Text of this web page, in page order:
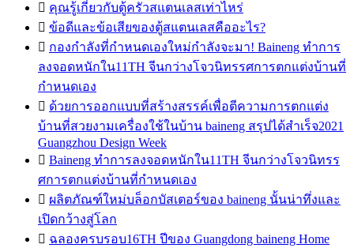
 คุณรู้เกี่ยวกับตู้ครัวสแตนเลสเท่าไหร่
 ข้อดีและข้อเสียของตู้สแตนเลสคืออะไร?
 กองกำลังที่กำหนดเองใหม่กำลังจะมา! Baineng ทำการ
ลงจอดหนักใน11TH จีนกว่างโจวนิทรรศการตกแต่งบ้านที่
กำหนดเอง
 ด้วยการออกแบบที่สร้างสรรค์เพื่อตีความการตกแต่ง
บ้านที่สวยงามเครื่องใช้ในบ้าน baineng สรุปได้สำเร็จ2021
Guangzhou Design Week
 Baineng ทำการลงจอดหนักใน11TH จีนกว่างโจวนิทรร
ศการตกแต่งบ้านที่กำหนดเอง
 ผลิตภัณฑ์ใหม่บล็อกบัสเตอร์ของ baineng นั้นน่าทึ่งและ
เปิดกว้างสู่โลก
 ฉลองครบรอบ16TH ปีของ Guangdong baineng Home